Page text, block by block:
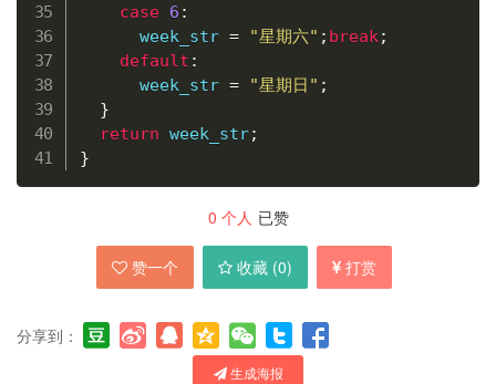
case 6 :
      week_str
= "星期六" ; break ;
default :
      week_str
= "星期日" ;
}
return week_str;
}
0 个人 已赞
赞一个 收藏 (0) 打赏
分享到：
生成海报